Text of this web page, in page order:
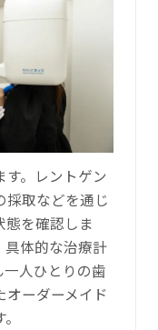
。レントゲン
採取などを通じ
態を確認しま
具体的な治療計
人ひとりの歯
ーダーメイド